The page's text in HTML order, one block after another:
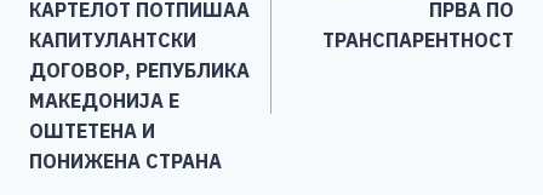
o
k
er k
напис
КАРТЕЛОТ ПОТПИШАА
КАПИТУЛАНТСКИ
ДОГОВОР, РЕПУБЛИКА
МАКЕДОНИЈА Е
ОШТЕТЕНА И
ПОНИЖЕНА СТРАНА
ПРВА ПО
ТРАНСПАРЕНТНОСТ